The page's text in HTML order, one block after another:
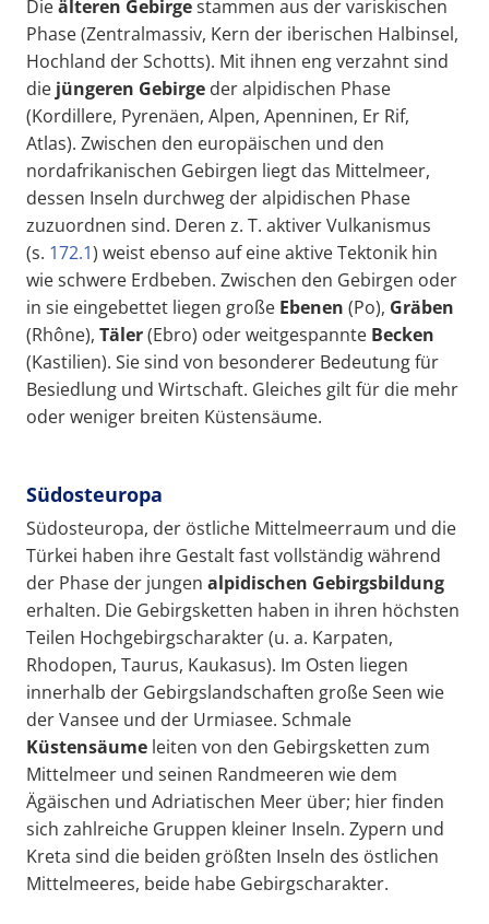
Dieälteren Gebirgestammen aus der variskischen
Phase (Zentralmassiv, Kern der iberischen Halbinsel,
Hochland der Schotts). Mit ihnen eng verzahnt sind
die jüngeren Gebirge der alpidischen Phase
(Kordillere, Pyrenäen, Alpen, Apenninen, Er Rif,
Atlas). Zwischen den europäischen und den
nordafrikanischen Gebirgen liegt das Mittelmeer,
dessen Inseln durchweg der alpidischen Phase
zuzuordnen sind. Deren z. T. aktiver Vulkanismus
(s. 172.1) weist ebenso auf eine aktive Tektonik hin
wie schwere Erdbeben. Zwischen den Gebirgen oder
in sie eingebettet liegen große Ebenen (Po), Gräben
(Rhône), Täler(Ebro) oder weitgespannte Becken
(Kastilien). Sie sind von besonderer Bedeutung für
Besiedlung und Wirtschaft. Gleiches gilt für die mehr
oder weniger breiten Küstensäume.
Südosteuropa
Südosteuropa, der östliche Mittelmeerraum und die
Türkei haben ihre Gestalt fast vollständig während
der Phase der jungen alpidischen Gebirgsbildung
erhalten. Die Gebirgsketten haben in ihren höchsten
Teilen Hochgebirgscharakter (u. a. Karpaten,
Rhodopen, Taurus, Kaukasus). Im Osten liegen
innerhalb der Gebirgslandschaften große Seen wie
der Vansee und der Urmiasee. Schmale
Küstensäume leiten von den Gebirgsketten zum
Mittelmeer und seinen Randmeeren wie dem
Ägäischen und Adriatischen Meer über; hier finden
sich zahlreiche Gruppen kleiner Inseln. Zypern und
Kreta sind die beiden größten Inseln des östlichen
Mittelmeeres, beide habe Gebirgscharakter.